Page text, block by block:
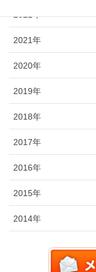
2022年
2021年
2020年
2019年
2018年
2017年
2016年
2015年
2014年